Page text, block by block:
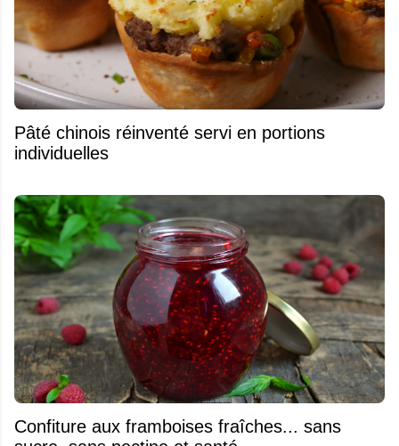
Pâté chinois réinventé servi en portions
individuelles
Confiture aux framboises fraîches... sans